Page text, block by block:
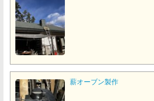
薪オーブン製作